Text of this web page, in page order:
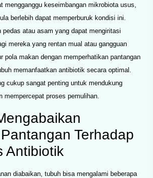
mengganggu keseimbangan mikrobiota usus,
berlebih dapat memperburuk kondisi ini.
pedas atau asam yang dapat mengiritasi
mereka yang rentan mual atau gangguan
pola makan dengan memperhatikan pantangan
memanfaatkan antibiotik secara optimal.
cukup sangat penting untuk mendukung
mempercepat proses pemulihan.
Terhadap
Antibiotik
diabaikan, tubuh bisa mengalami beberapa